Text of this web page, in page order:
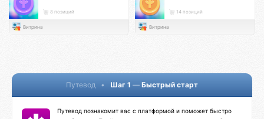
8 позиций
Витрина
14 позиций
Витрина
Путевод • Шаг 1 — Быстрый старт
Путевод познакомит вас с платформой и поможет быстро